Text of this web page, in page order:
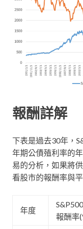
報酬詳解
下表是過去30年，
年期公債殖利率的
易的分析，如果將
看股市的報酬率與
年度
報酬率